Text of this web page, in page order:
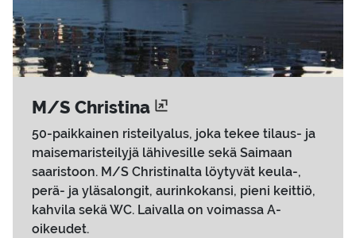
M/S Chris­ti­na
50-paikkainen risteilyalus, joka tekee tilaus- ja
maisemaristeilyjä lähivesille sekä Saimaan
saaristoon. M/S Christinalta löytyvät keula-,
perä- ja yläsalongit, aurinkokansi, pieni keittiö,
kahvila sekä WC. Laivalla on voimassa A-
oikeudet.